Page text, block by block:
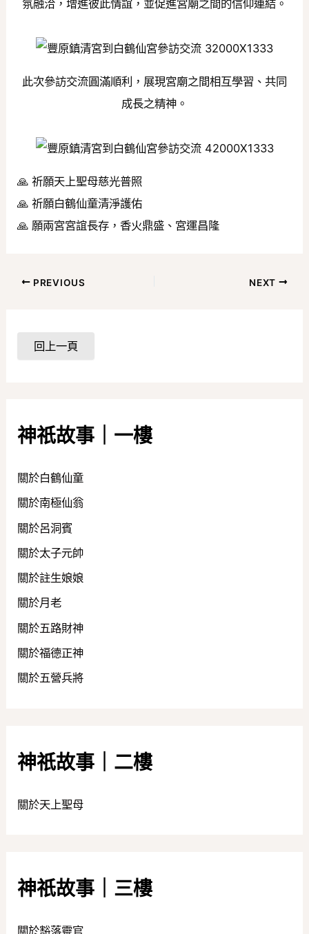
神祇故事｜一樓
關於白鶴仙童
關於南極仙翁
關於呂洞賓
關於太子元帥
關於註生娘娘
關於月老
關於五路財神
關於福德正神
關於五營兵將
神祇故事｜二樓
關於天上聖母
神祇故事｜三樓
關於豁落靈官
氛融洽，增進彼此情誼，並促進宮廟之間的信仰連結。
此次參訪交流圓滿順利，展現宮廟之間相互學習、共同
成長之精神。
🙏 祈願天上聖母慈光普照
🙏 祈願白鶴仙童清淨護佑
🙏 願兩宮宮誼長存，香火鼎盛、宮運昌隆
PREVIOUS NEXT